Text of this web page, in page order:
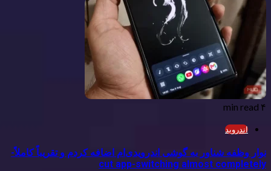
۴ min read
اندروید
نوار وظفه شناور به گوشی اندرویدی‌ام اضافه کردم و تقریباً کاملاً-
cut app-switching almost completely